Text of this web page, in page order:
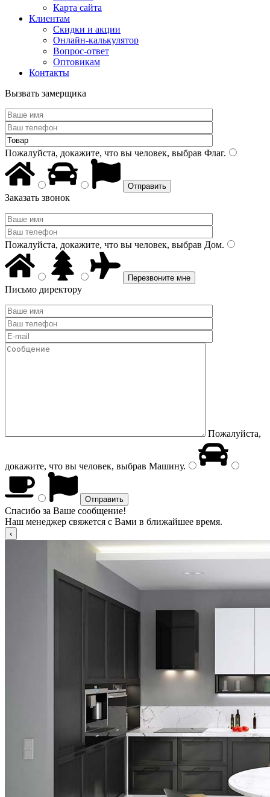
Карта сайта
Клиентам
Скидки и акции
Онлайн-калькулятор
Вопрос-ответ
Оптовикам
Контакты
Вызвать замерщика
Пожалуйста, докажите, что вы человек, выбрав Флаг.
Заказать звонок
Пожалуйста, докажите, что вы человек, выбрав Дом.
Письмо директору
Пожалуйста,
докажите, что вы человек, выбрав Машину.
Спасибо за Ваше сообщение!
Наш менеджер свяжется с Вами в ближайшее время.